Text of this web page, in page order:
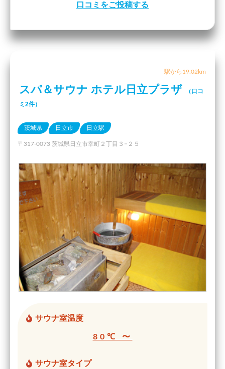
口コミをご投稿する
駅から19.02km
スパ＆サウナ ホテル日立プラザ
（口コ
ミ2件）
茨城県 日立市 日立駅
〒317-0073 茨城県日立市幸町２丁目３−２５
サウナ室温度
80℃ 〜
サウナ室タイプ